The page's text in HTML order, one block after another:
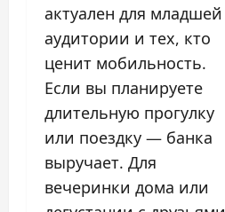
актуален для младшей
аудитории и тех, кто
ценит мобильность.
Если вы планируете
длительную прогулку
или поездку — банка
выручает. Для
вечеринки дома или